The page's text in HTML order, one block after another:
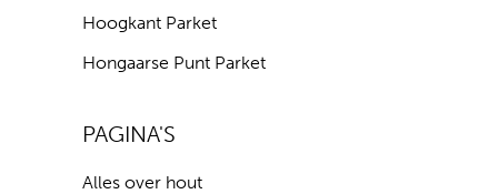
Hoogkant Parket
Hongaarse Punt Parket
PAGINA'S
Alles over hout